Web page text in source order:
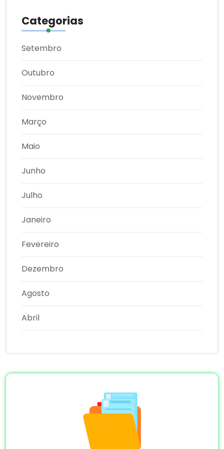
Categorias
Setembro
Outubro
Novembro
Março
Maio
Junho
Julho
Janeiro
Fevereiro
Dezembro
Agosto
Abril